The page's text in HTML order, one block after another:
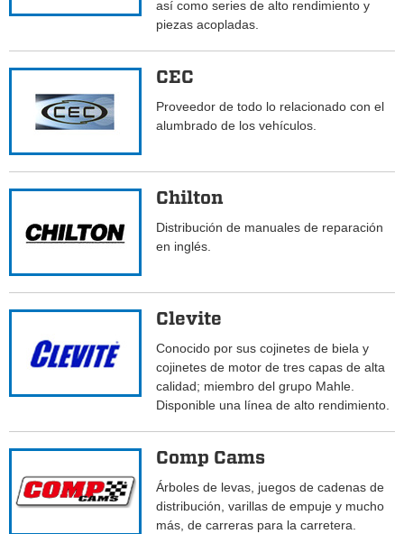
así como series de alto rendimiento y
piezas acopladas.
CEC
Proveedor de todo lo relacionado con el
alumbrado de los vehículos.
Chilton
Distribución de manuales de reparación
en inglés.
Clevite
Conocido por sus cojinetes de biela y
cojinetes de motor de tres capas de alta
calidad; miembro del grupo Mahle.
Disponible una línea de alto rendimiento.
Comp Cams
Árboles de levas, juegos de cadenas de
distribución, varillas de empuje y mucho
más, de carreras para la carretera.